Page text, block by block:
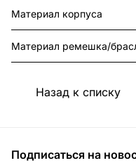
Материал корпуса
Материал ремешка/
Назад к списку
Подписаться на